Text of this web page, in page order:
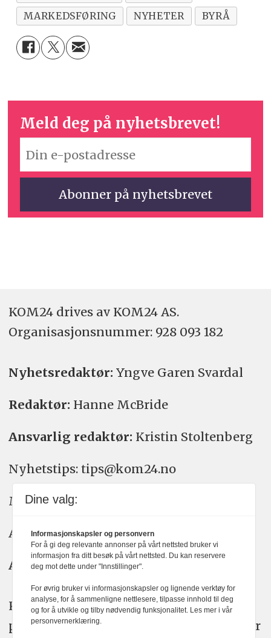
MARKEDSFØRING
NYHETER BYRÅ
Meld deg på nyhetsbrevet!
KOM24 drives av KOM24 AS.
Organisasjons­nummer: 928 093 182
Nyhetsredaktør: Yngve Garen Svardal
Redaktør: Hanne McBride
Ansvarlig redaktør: Kristin Stoltenberg
Nyhetstips: tips@kom24.no
Meninger: meninger@kom24.no
Annonse: annonse@watchmedia.no
Abonnement:kom24@watchmedia.no
KOM24 arbeider etter Vær Varsom-
plakatens regler for god presseskikk. Her
Dine valg:
Informasjonskapsler og personvern
For å gi deg relevante annonser på vårt nettsted bruker vi
informasjon fra ditt besøk på vårt nettsted. Du kan reservere
deg mot dette under "Innstillinger".
For øvrig bruker vi informasjonskapsler og lignende verktøy for
analyse, for å sammenligne nettlesere, tilpasse innhold til deg
og for å utvikle og tilby nødvendig funksjonalitet. Les mer i vår
personvernerklæring.